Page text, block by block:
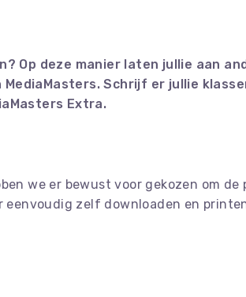
Op deze manier laten jullie aan
Schrijf er jullie
Extra.
we er bewust voor gekozen om
zelf downloaden en